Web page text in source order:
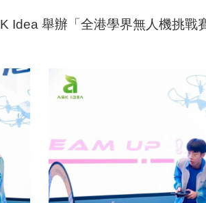
Idea 舉辦「全港學界無人機挑戰